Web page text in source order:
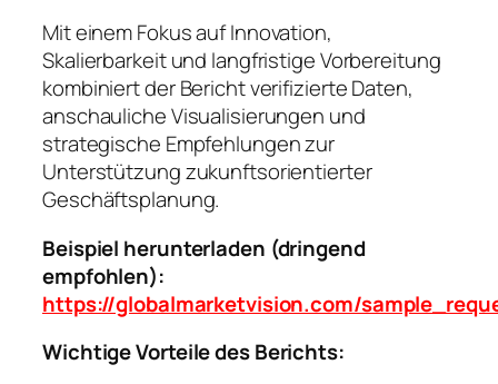
Mit einem Fokus auf Innovation,
Skalierbarkeit und langfristige Vorbereitung
kombiniert der Bericht verifizierte Daten,
anschauliche Visualisierungen und
strategische Empfehlungen zur
Unterstützung zukunftsorientierter
Geschäftsplanung.
Beispiel herunterladen (dringend
empfohlen):
https://globalmarketvision.com/
Wichtige Vorteile des Berichts: